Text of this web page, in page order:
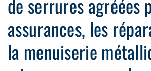
assurances, les
la menuiserie